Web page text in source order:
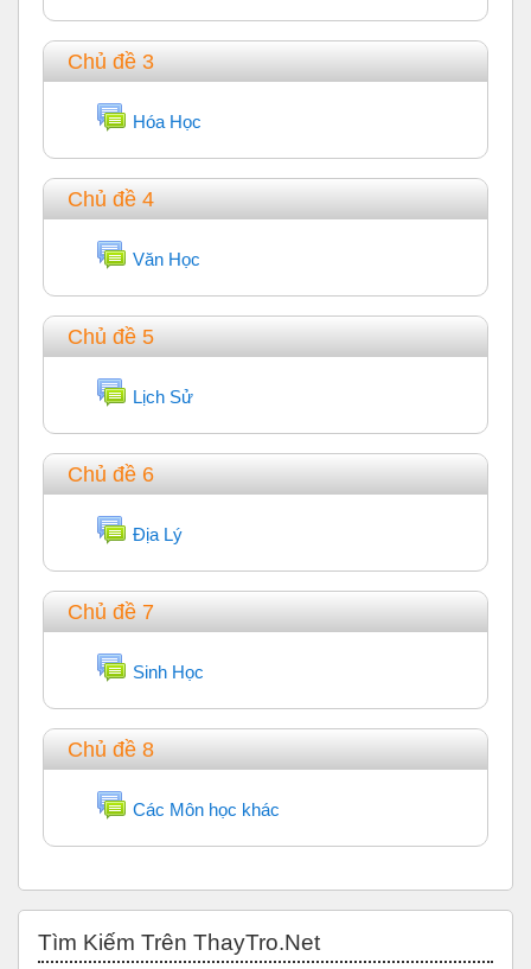
Chủ đề 3
Hóa Học
Diễn đàn
Chủ đề 4
Văn Học
Diễn đàn
Chủ đề 5
Lịch Sử
Diễn đàn
Chủ đề 6
Địa Lý
Diễn đàn
Chủ đề 7
Sinh Học
Diễn đàn
Chủ đề 8
Các Môn học khác
Diễn đàn
Tìm Kiếm Trên ThayTro.Net